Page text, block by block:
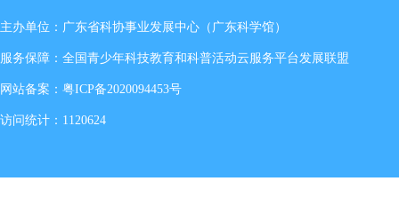
主办单位：广东省科协事业发展中心（广东科学馆）
服务保障：全国青少年科技教育和科普活动云服务平台发展联盟
网站备案： 粤ICP备2020094453号
访问统计：1120624